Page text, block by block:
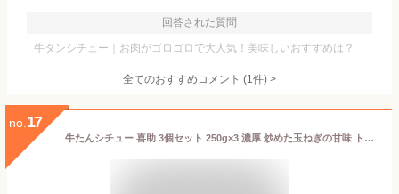
回答された質問
牛タンシチュー｜お肉がゴロゴロで大人気！美味しいおすすめは？
全てのおすすめコメント (1件) >
no. 17
牛たんシチュー 喜助 3個セット 250g×3 濃厚 炒めた玉ねぎの甘味 トマトの旨み 赤ワインを合わせたソース 煮込み 風味豊か シチュー 牛たんがたっぷり120g キスケ 仙台 宮城 牛タンシチュー お取り寄せ お歳暮 御歳暮